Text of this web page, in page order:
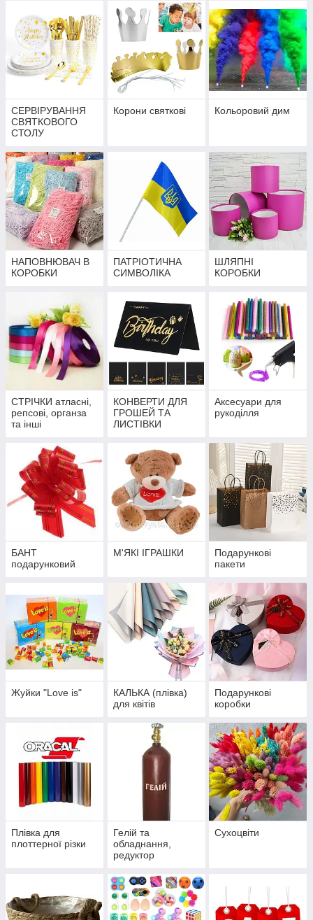
СЕРВІРУВАННЯ
СВЯТКОВОГО
СТОЛУ
Корони святкові Кольоровий дим
НАПОВНЮВАЧ В
КОРОБКИ
ПАТРІОТИЧНА
СИМВОЛІКА
ШЛЯПНІ
КОРОБКИ
СТРІЧКИ атласні,
репсові, органза
та інші
КОНВЕРТИ ДЛЯ
ГРОШЕЙ ТА
ЛИСТІВКИ
Аксесуари для
рукоділля
БАНТ
подарунковий
М'ЯКІ ІГРАШКИ
Подарункові
пакети
Жуйки "Love is"
КАЛЬКА (плівка)
для квітів
Подарункові
коробки
Плівка для
плоттерної різки
Гелій та
обладнання,
редуктор
Сухоцвіти